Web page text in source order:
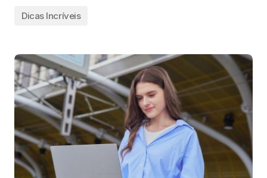
Dicas Incríveis